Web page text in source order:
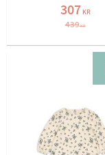
307KR
439KR